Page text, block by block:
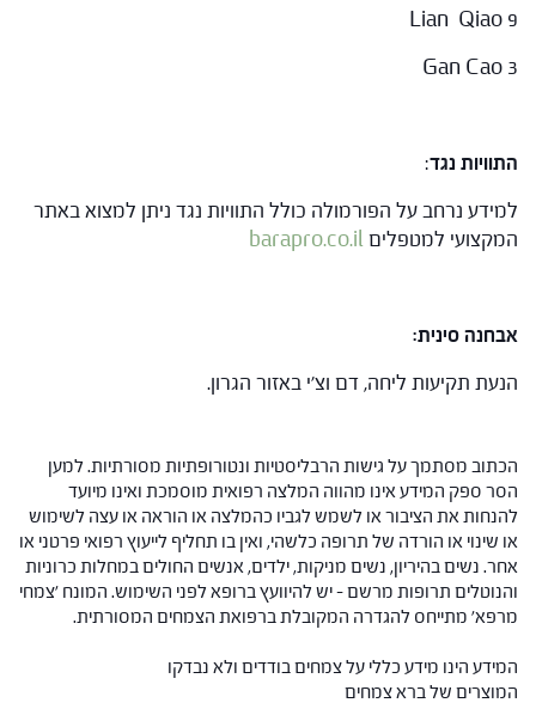
Lian Qiao 9
Gan Cao 3
התוויות נגד:
למידע נרחב על הפורמולה כולל התוויות נגד ניתן למצוא באתר
המקצועי למטפליםbarapro.co.il
אבחנה סינית:
הנעת תקיעות ליחה, דם וצ'י באזור הגרון.
הכתוב מסתמך על גישות הרבליסטיות ונטורופתיות מסורתיות. למען
הסר ספק המידע אינו מהווה המלצה רפואית מוסמכת ואינו מיועד
להנחות את הציבור או לשמש לגביו כהמלצה או הוראה או עצה לשימוש
או שינוי או הורדה של תרופה כלשהי, ואין בו תחליף לייעוץ רפואי פרטני או
אחר. נשים בהיריון, נשים מניקות, ילדים, אנשים החולים במחלות כרוניות
והנוטלים תרופות מרשם – יש להיוועץ ברופא לפני השימוש. המונח 'צמחי
מרפא' מתייחס להגדרה המקובלת ברפואת הצמחים המסורתית.
המידע הינו מידע כללי על צמחים בודדים ולא נבדקו
המוצרים של ברא צמחים